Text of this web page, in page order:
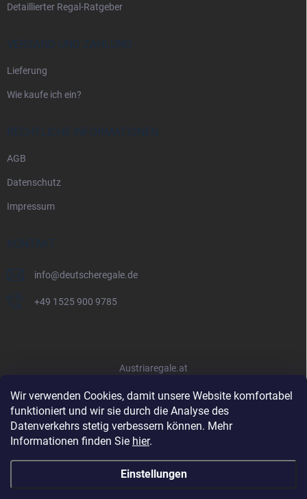
Wir verwenden Cookies, damit unsere Website komfortabel
funktioniert und wir sie durch die Analyse des
Datenverkehrs stetig verbessern können. Mehr
Informationen finden Sie hier.
Einstellungen
Detaillierter Regal-Ratgeber
VERSAND UND ZAHLUNG
Lieferung
Wie kaufe ich ein?
RECHTLICHE INFORMATIONEN
AGB
Datenschutz
Impressum
KONTAKT
info@deutscheregale.de
+49 1525 900 9785
Austriaregale.at